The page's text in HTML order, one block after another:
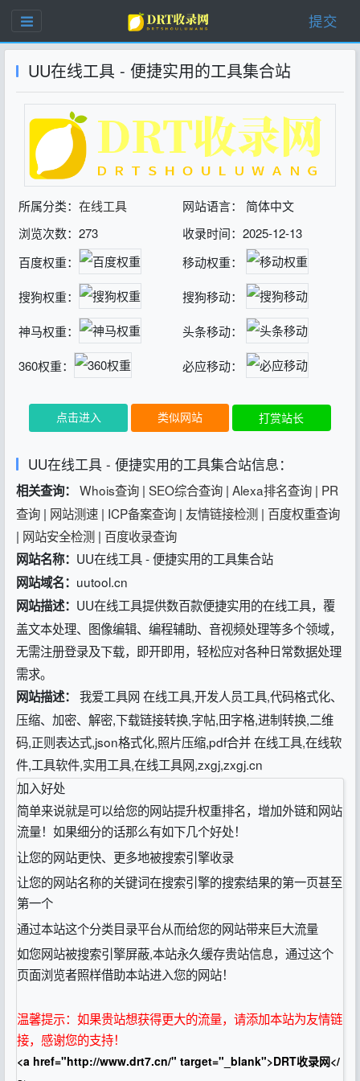
提交
UU在线工具 - 便捷实用的工具集合站
所属分类： 在线工具
网站语言： 简体中文
浏览次数：273
收录时间：2025-12-13
百度权重：
移动权重：
搜狗权重： 搜狗移动：
神马权重： 头条移动：
360权重： 必应移动：
点击进入 类似网站 打赏站长
UU在线工具 - 便捷实用的工具集合站信息：
相关查询： Whois查询 | SEO综合查询 | Alexa排名查询 | PR
查询 | 网站测速 | ICP备案查询 | 友情链接检测 | 百度权重查询
| 网站安全检测 | 百度收录查询
网站名称： UU在线工具 - 便捷实用的工具集合站
网站域名： uutool.cn
网站描述： UU在线工具提供数百款便捷实用的在线工具，覆
盖文本处理、图像编辑、编程辅助、音视频处理等多个领域，
无需注册登录及下载，即开即用，轻松应对各种日常数据处理
需求。
网站描述： 我爱工具网 在线工具,开发人员工具,代码格式化、
压缩、加密、解密,下载链接转换,字帖,田字格,进制转换,二维
码,正则表达式,json格式化,照片压缩,pdf合并 在线工具,在线软
件,工具软件,实用工具,在线工具网,zxgj,zxgj.cn
加入好处
简单来说就是可以给您的网站提升权重排名，增加外链和网站
流量！如果细分的话那么有如下几个好处！
让您的网站更快、更多地被搜索引擎收录
让您的网站名称的关键词在搜索引擎的搜索结果的第一页甚至
第一个
通过本站这个分类目录平台从而给您的网站带来巨大流量
如您网站被搜索引擎屏蔽,本站永久缓存贵站信息，通过这个
页面浏览者照样借助本站进入您的网站！
温馨提示：如果贵站想获得更大的流量，请添加本站为友情链
接，感谢您的支持！
<a href="http://www.drt7.cn/" target="_blank">DRT收录网</